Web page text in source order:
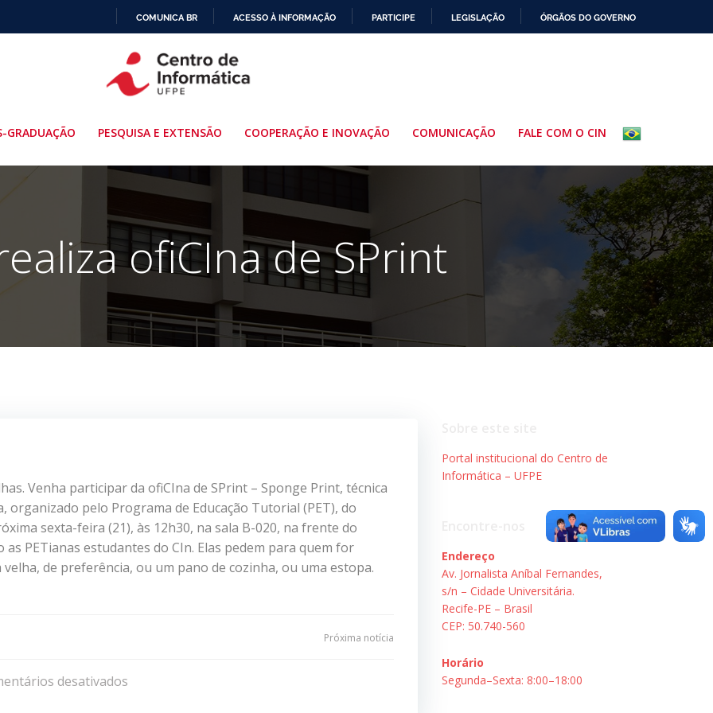
PARA
O
COMUNICA BR ACESSO À INFORMAÇÃO PARTICIPE LEGISLAÇÃO ÓRGÃOS DO GOVERNO
GRADUAÇÃO PESQUISA E EXTENSÃO COOPERAÇÃO E INOVAÇÃO COMUNICAÇÃO FALE COM O CIN
ofiCIna de SPrint
Venha participar da ofiCIna de SPrint – Sponge Print, técnica
organizado pelo Programa de Educação Tutorial (PET), do
sexta-feira (21), às 12h30, na sala B-020, na frente do
PETianas estudantes do CIn. Elas pedem para quem for
de preferência, ou um pano de cozinha, ou uma estopa.
de
Próxima notícia
desativados
Portal institucional do Centro de
Informática – UFPE
Endereço
Av. Jornalista Aníbal Fernandes,
s/n – Cidade Universitária.
Recife-PE – Brasil
CEP: 50.740-560
Horário
Segunda–Sexta: 8:00–18:00